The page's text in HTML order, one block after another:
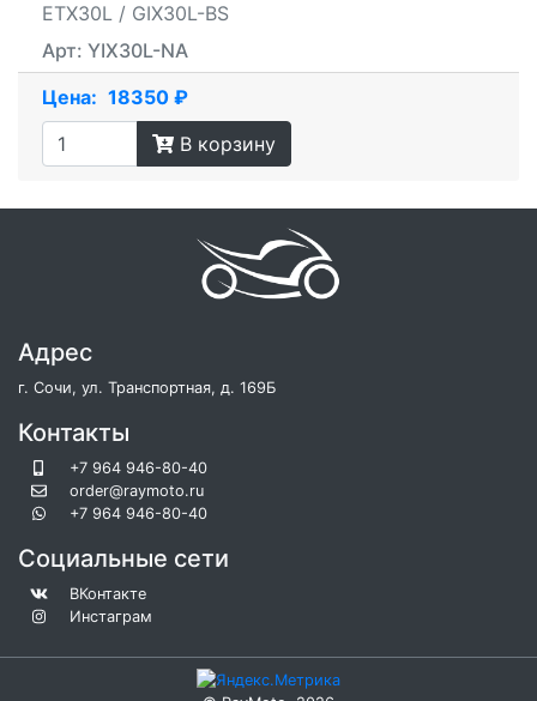
ETX30L / GIX30L-BS
Арт: YIX30L-NA
Цена: 18350 ₽
В корзину
Адрес
г. Сочи, ул. Транспортная, д. 169Б
Контакты
+7 964 946-80-40
order@raymoto.ru
+7 964 946-80-40
Социальные сети
ВКонтакте
Инстаграм